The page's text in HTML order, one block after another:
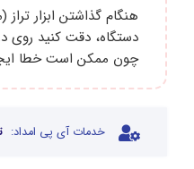
هنگام گذاشتن ابزار
دستگاه، دقت کنید روی
چون ممکن است خطا
خدمات آی پی امداد: